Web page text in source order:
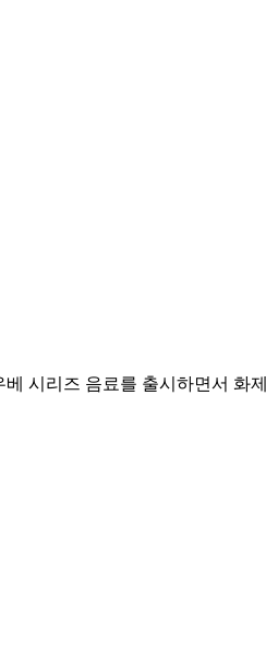
시리즈 음료를 출시하면서